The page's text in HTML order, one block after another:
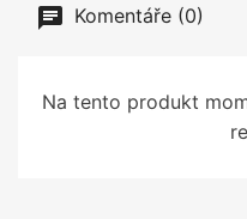
Komentáře (0)
Na tento produkt